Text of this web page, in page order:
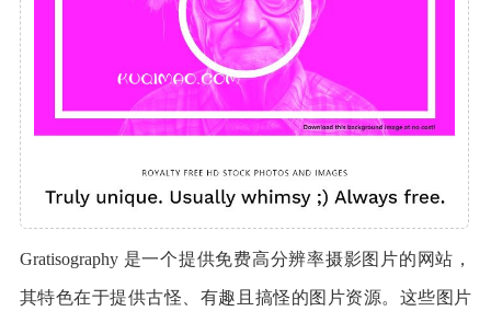
Gratisography 是一个提供免费高分辨率摄影图片的网站，
其特色在于提供古怪、有趣且搞怪的图片资源。这些图片